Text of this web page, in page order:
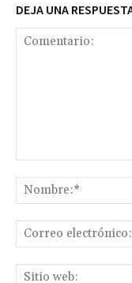
DEJA UNA